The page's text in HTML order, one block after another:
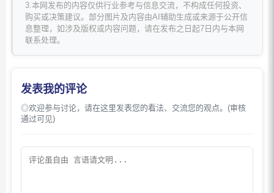
3.本网发布的内容仅供行业参考与信息交流，不构成任何投资、
购买或决策建议。部分图片及内容由AI辅助生成或来源于公开信
息整理，如涉及版权或内容问题，请在发布之日起7日内与本网
联系处理。
发表我的评论
◎欢迎参与讨论，请在这里发表您的看法、交流您的观点。(审核
通过可见)